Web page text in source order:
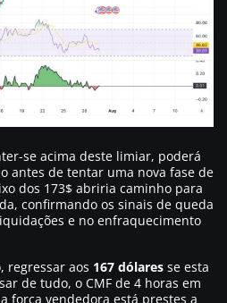
se acima deste limiar, poderá
antes de tentar uma nova fase de
dos 173$ abriria caminho para
confirmando os sinais de queda
e no enfraquecimento
regressar aos 167 dólares se esta
de tudo, o CMF de 4 horas em
força vendedora está prestes a